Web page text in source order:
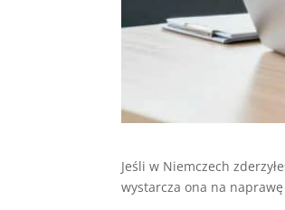
Jeśli w Niemczech
wystarcza ona na